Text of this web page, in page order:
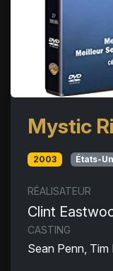
Mystic
2003 États-
RÉALISATEUR
Clint
CASTING
Sean Penn,